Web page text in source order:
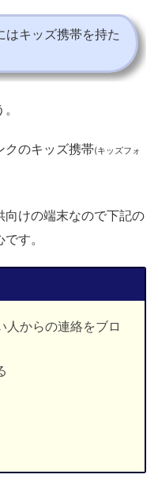
はキッズ携帯を持た
クのキッズ携帯(キッズフォ
向けの端末なので下記の
す。
人からの連絡をブロ